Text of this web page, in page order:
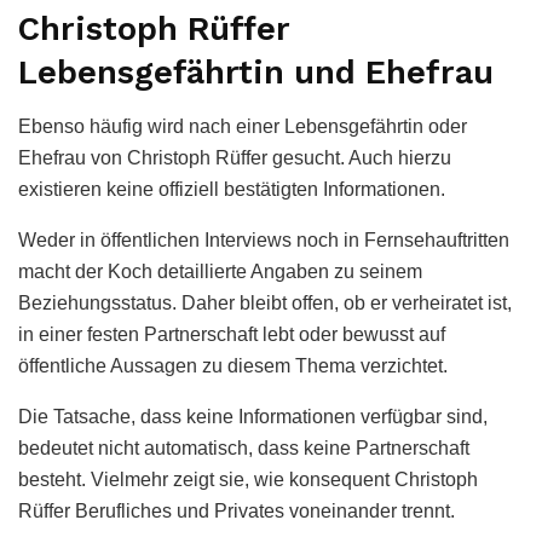
Christoph Rüffer
Lebensgefährtin und Ehefrau
Ebenso häufig wird nach einer Lebensgefährtin oder
Ehefrau von Christoph Rüffer gesucht. Auch hierzu
existieren keine offiziell bestätigten Informationen.
Weder in öffentlichen Interviews noch in Fernsehauftritten
macht der Koch detaillierte Angaben zu seinem
Beziehungsstatus. Daher bleibt offen, ob er verheiratet ist,
in einer festen Partnerschaft lebt oder bewusst auf
öffentliche Aussagen zu diesem Thema verzichtet.
Die Tatsache, dass keine Informationen verfügbar sind,
bedeutet nicht automatisch, dass keine Partnerschaft
besteht. Vielmehr zeigt sie, wie konsequent Christoph
Rüffer Berufliches und Privates voneinander trennt.